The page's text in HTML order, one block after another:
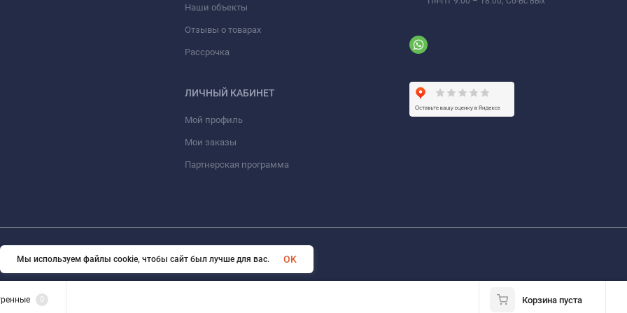
Наши объекты
Отзывы о товарах
Рассрочка
ЛИЧНЫЙ КАБИНЕТ
Мой профиль
Мои заказы
Партнерская программа
© 2026 ООО «ФАЗИНЖИНИРИНГ». Все права защищены
0 Корзина пуста
Мы используем файлы cookie, чтобы сайт был лучше для вас. OK